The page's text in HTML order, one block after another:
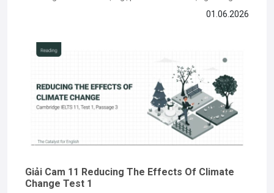
học thuật và các dạng câu hỏi paraphrase phức tạp. Tuy
01.06.2026
Giải Cam 11 Reducing The Effects Of Climate
Change Test 1